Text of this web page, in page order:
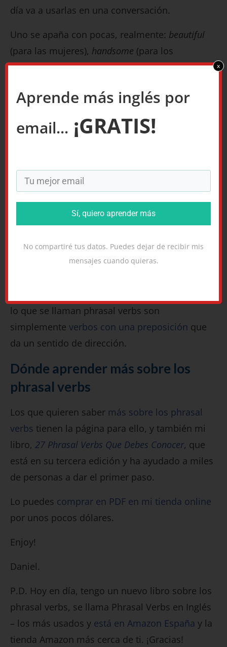
día va a usarlas en una conversación.
Uno se apaña con pocas, realmente: beautiful
(para las mujeres), handsome (para los
hombres),attractiveogood-looking(para ambos
Lo mismo pasa con los phrasal verbs: nadie en
absoluto necesita saber combinaciones como
(ponerse la silla al caballo) y
partir).
aquí en internet. Pero…
La otra buena noticia es que muchas
lo que se llaman phrasal verbs son
simplemente verbos con una preposición que
da un sentido de dirección.
Dónde aprender más sobre los
phrasal verbs
Los que quieren saber más sobre los phrasal
verbs tienen la página para ello, y también mi
libro, 27 Phrasal Verbs Que Debes Conocer, que
está en su tercera edición y ha ayudado a miles
de personas a dar el primer paso.
Lo puedes comprar en PDF en mi tienda online
por unos pocos dólares.
Enjoy!
Daniel.
P.D. Hoy en día, tengo un nuevo libro sobre los
phrasal verbs, se llama Phrasal Verbs en Inglés
– los más usados y está en Amazon España y la
tienda Amazon más cerca de ti. ¡Gracias!
Aprende más inglés por
email... ¡GRATIS!
Sí, quiero aprender más
No compartiré tus datos. Puedes dejar de recibir mis
mensajes cuando quieras.
x